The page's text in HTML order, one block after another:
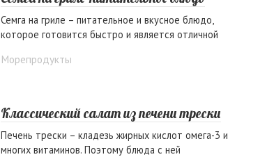
Семга на гриле – питательное и вкусное блюдо,
которое готовится быстро и является отличной
Морепродукты
Классический салат из печени трески
Печень трески – кладезь жирных кислот омега-3 и
многих витаминов. Поэтому блюда с ней